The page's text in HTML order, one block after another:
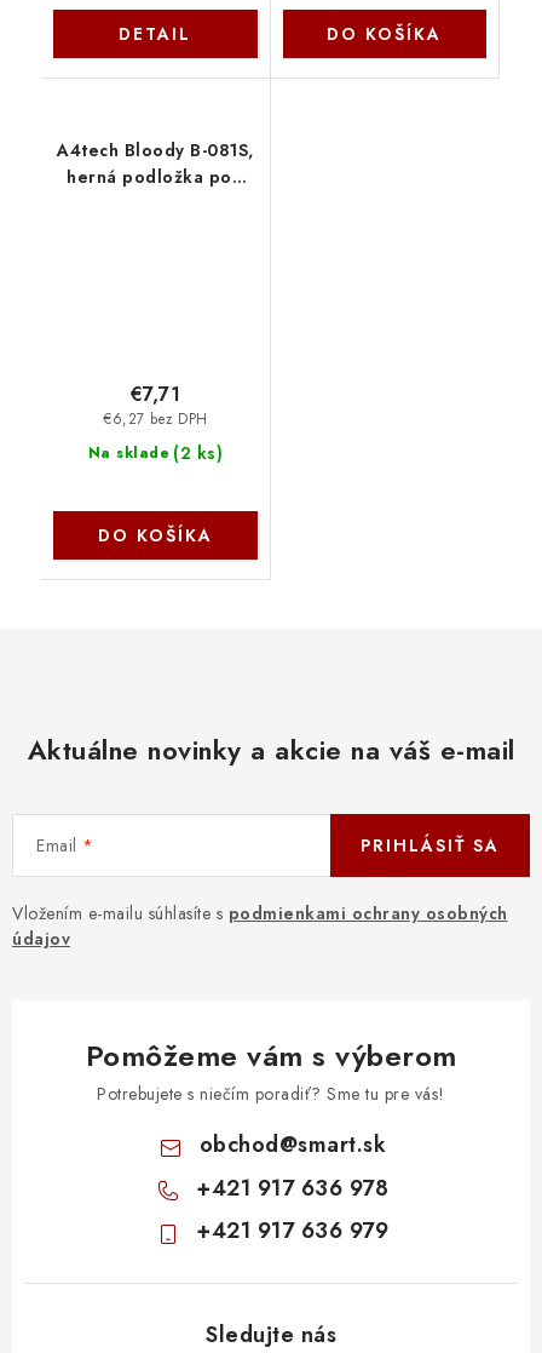
DETAIL DO KOŠÍKA
A4tech Bloody B-081S,
herná podložka pod
Na sklade (2 ks)
€6,27 bez DPH
€7,71
DO KOŠÍKA
Aktuálne novinky a akcie na váš e-mail
Email
Vložením e-mailu súhlasíte s podmienkami ochrany osobných
údajov
PRIHLÁSIŤ SA
Pomôžeme vám s výberom
Potrebujete s niečím poradiť? Sme tu pre vás!
obchod@smart.sk
+421 917 636 978
+421 917 636 979